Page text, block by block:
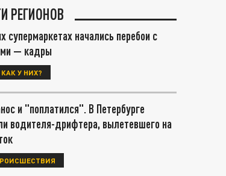
РЕГИОНОВ
супермаркетах начались перебои с
— кадры
КАК У НИХ?
и "поплатился". В Петербурге
водителя-дрифтера, вылетевшего на